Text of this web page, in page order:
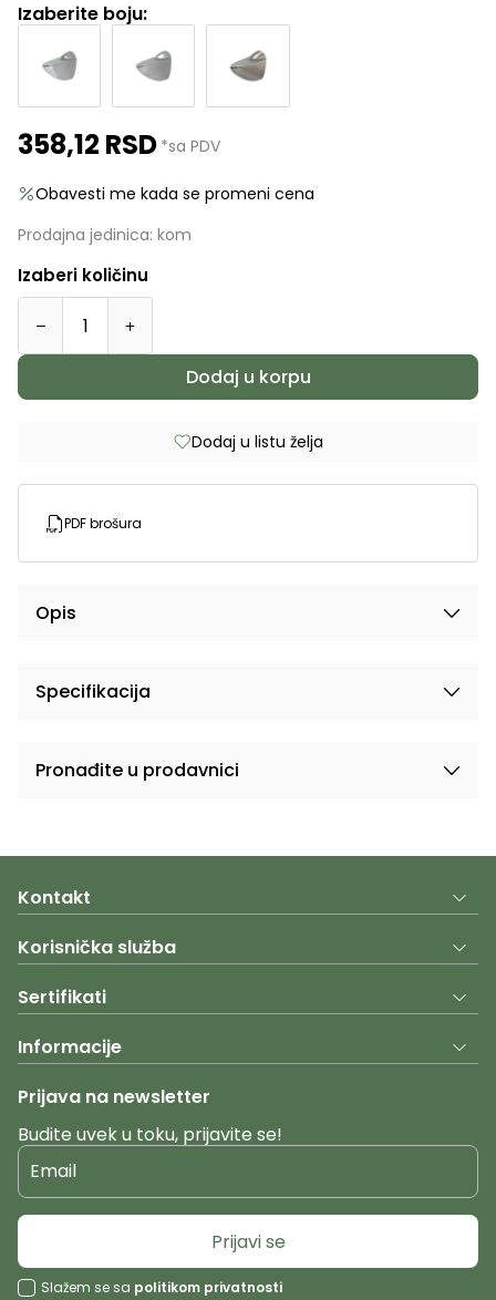
Izaberite boju:
358,12 RSD *sa PDV
Obavesti me kada se promeni cena
Prodajna jedinica: kom
Izaberi količinu
Dodaj u korpu
Dodaj u listu želja
PDF brošura
Opis
Specifikacija
Pronađite u prodavnici
Kontakt
Korisnička služba
Sertifikati
Informacije
Prijava na newsletter
Budite uvek u toku, prijavite se!
Email
Prijavi se
Slažem se sa politikom privatnosti